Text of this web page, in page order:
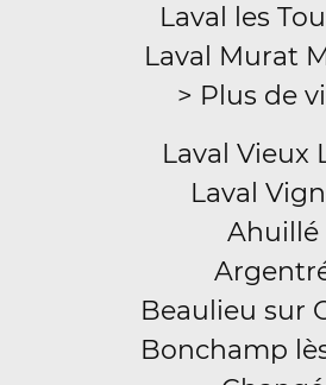
Laval les
Laval Murat
> Plus de
Laval Vieux
Laval
Ahuillé
Beaulieu sur
Bonchamp